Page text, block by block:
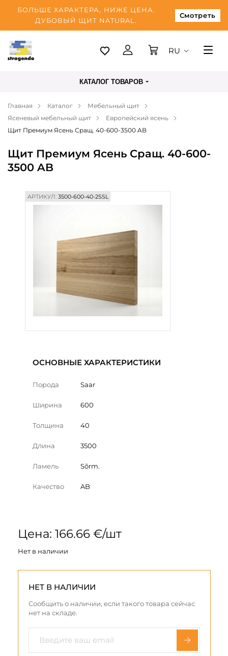
БОЛЬШЕ ХАРАКТЕРА, НИЖЕ ЦЕНА.
ДУБОВЫЙ ЩИТ NATURAL.
Смотреть
Таллинн
Оплата
О нас
Блог
Контакты
RU
КАТАЛОГ ТОВАРОВ
Главная Каталог
Мебельный щит
Ясеневый мебельный щит
Европейский ясень
Щит Премиум Ясень Сращ. 40-600-3500 AB
Щит Премиум Ясень Сращ. 40-600-
3500 AB
АРТИКУЛ:3500-600-40-2SSL
ОСНОВНЫЕ ХАРАКТЕРИСТИКИ
Порода Saar
Ширина 600
Толщина 40
Длина 3500
Ламель Sõrm.
Качество AB
Цена: 166.66 €/шт
Нет в наличии
НЕТ В НАЛИЧИИ
Сообщить о наличии, если такого товара сейчас
нет на складе.